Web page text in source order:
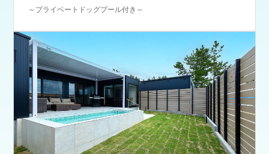
～プライベートドッグプール付き～